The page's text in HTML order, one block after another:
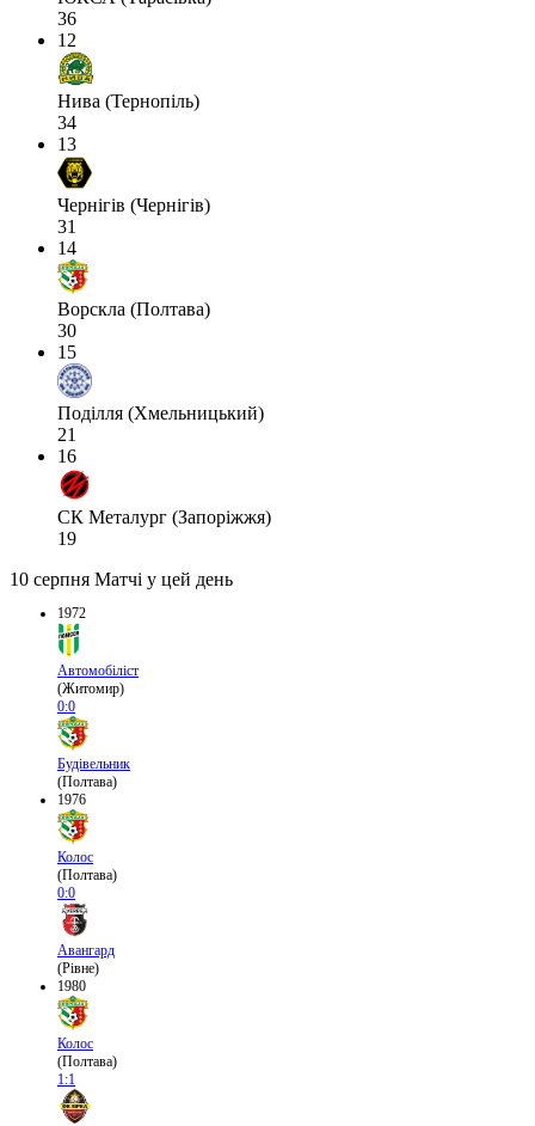
36
12
Нива (Тернопіль)
34
13
Чернігів (Чернігів)
31
14
Ворскла (Полтава)
30
15
Поділля (Хмельницький)
21
16
СК Металург (Запоріжжя)
19
10 серпня Матчі у цей день
1972
Автомобіліст
(Житомир)
0:0
Будівельник
(Полтава)
1976
Колос
(Полтава)
0:0
Авангард
(Рівне)
1980
Колос
(Полтава)
1:1